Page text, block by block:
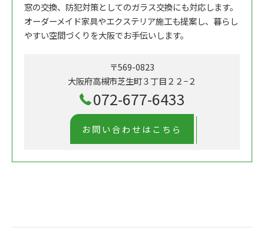
窓の交換、防犯対策としてのガラス交換にも対応します。
オーダーメイド家具やエクステリア施工も提案し、暮らし
やすい空間づくりを大阪でお手伝いします。
〒569-0823
大阪府高槻市芝生町３丁目２２−２
072-677-6433
お問い合わせはこちら